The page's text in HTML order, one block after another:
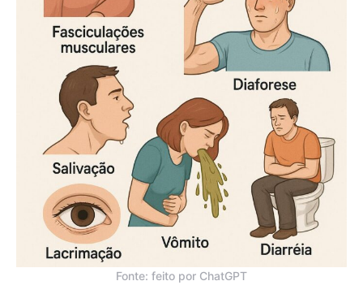
Fonte: feito por ChatGPT